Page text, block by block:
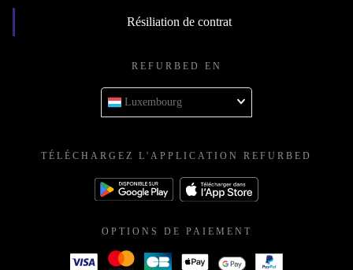
Résiliation de contrat
REFURBED EN
Luxembourg
TÉLÉCHARGEZ L'APPLICATION REFURBED
OPTIONS DE PAIEMENT